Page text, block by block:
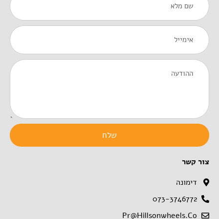
צור קשר
דימונה
073-3746772
Pr@hillsonwheels.co
Email
Message
שלח